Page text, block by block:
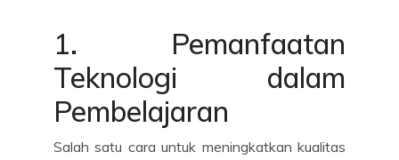
1. Pemanfaatan
Teknologi dalam
Pembelajaran
Salah satu cara untuk meningkatkan kualitas